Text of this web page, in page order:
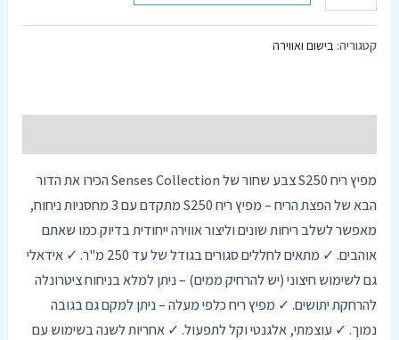
font_download סמן קישורים
האפשרויות
קטגוריה: בישום ואווירה
מפיץריחS250 צבעשחורשלSenses Collection הכירואתהדור
הבאשלהפצתהריח–מפיץריחS250 מתקדםעם3 מחסניותניחוח,
מאפשרלשלבריחותשוניםוליצוראווירהייחודיתבדיוקכמושאתם
אוהבים. ✓ מתאיםלחלליםסגוריםבגודלשלעד מ"ר. ✓ אידאלי
גםלשימושחיצוני(ישלהרחיק ממים) –ניתןלמלאבניחוחציטרונלה
להרחקתיתושים. ✓ מפיץריחכלפי מעלה–ניתןלמקםגםבגובה
נמוך. ✓ עוצמתי, אלגנטיוקללתפעול. ✓ אחריותלשנהבשימושעם